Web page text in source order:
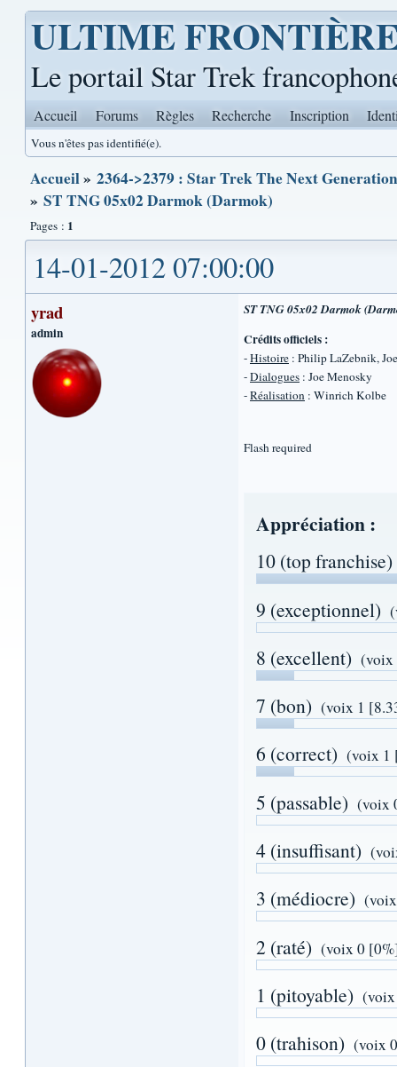
ULTIME
Le portail Star Trek
Accueil Forums Règles Recherche Inscription
Vous n'êtes pas identifié(e).
Accueil» 2364->2379 : Star Trek The Next
» ST TNG 05x02 Darmok (Darmok)
Pages : 1
14-01-2012 07:00:00
yrad
admin
ST TNG 05x02 Darmok
Crédits officiels :
-Histoire : Philip LaZebnik,
-Dialogues : Joe Menosky
-Réalisation : Winrich Kolbe
Flash required
Appréciation :
10 (top franchise)
9 (exceptionnel)
8 (excellent) (voix
7 (bon) (voix 1
6 (correct) (voix 1
5 (passable) (voix
4 (insuffisant)
3 (médiocre)
2 (raté) (voix 0
1 (pitoyable)
0 (trahison) (voix